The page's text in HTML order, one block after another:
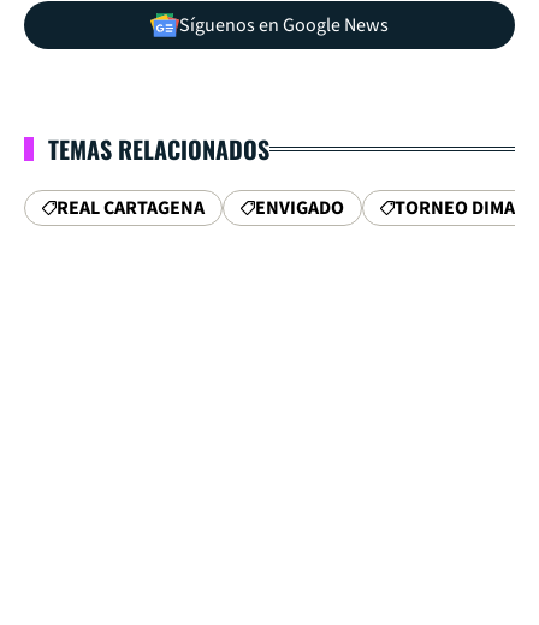
Síguenos en Google News
TEMAS RELACIONADOS
REAL CARTAGENA ENVIGADO TORNEO